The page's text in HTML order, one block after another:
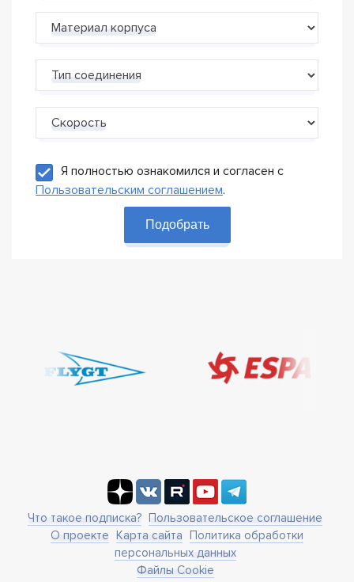
Материал корпуса
Тип соединения
Скорость
Я полностью ознакомился и согласен с
Пользовательским соглашением.
Подобрать
Что такое подписка? Пользовательское соглашение
О проекте Карта сайта Политика обработки
персональных данных
Файлы Cookie